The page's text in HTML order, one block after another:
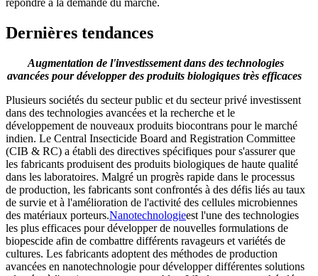
répondre à la demande du marché.
Dernières tendances
Augmentation de l'investissement dans des technologies
avancées pour développer des produits biologiques très efficaces
Plusieurs sociétés du secteur public et du secteur privé investissent
dans des technologies avancées et la recherche et le
développement de nouveaux produits biocontrans pour le marché
indien. Le Central Insecticide Board and Registration Committee
(CIB & RC) a établi des directives spécifiques pour s'assurer que
les fabricants produisent des produits biologiques de haute qualité
dans les laboratoires. Malgré un progrès rapide dans le processus
de production, les fabricants sont confrontés à des défis liés au taux
de survie et à l'amélioration de l'activité des cellules microbiennes
des matériaux porteurs.Nanotechnologieest l'une des technologies
les plus efficaces pour développer de nouvelles formulations de
biopescide afin de combattre différents ravageurs et variétés de
cultures. Les fabricants adoptent des méthodes de production
avancées en nanotechnologie pour développer différentes solutions